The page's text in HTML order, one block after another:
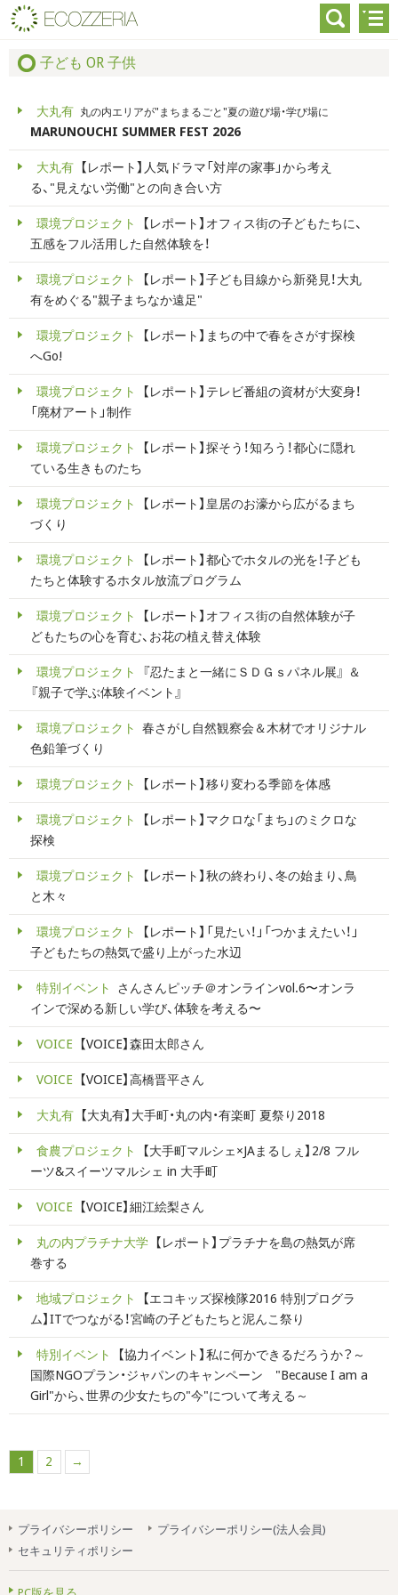
子ども OR 子供
大丸有 丸の内エリアが"まちまるごと"夏の遊び場・学び場に
MARUNOUCHI SUMMER FEST 2026
大丸有
【レポート】人気ドラマ「対岸の家事」から考え
る、"見えない労働"との向き合い方
環境プロジェクト
【レポート】オフィス街の子どもたちに、
五感をフル活用した自然体験を！
環境プロジェクト
【レポート】子ども目線から新発見！大丸
有をめぐる"親子まちなか遠足"
環境プロジェクト
【レポート】まちの中で春をさがす探検
へGo!
環境プロジェクト
【レポート】テレビ番組の資材が大変身！
「廃材アート」制作
環境プロジェクト
【レポート】探そう！知ろう！都心に隠れ
ている生きものたち
環境プロジェクト
【レポート】皇居のお濠から広がるまち
づくり
環境プロジェクト
【レポート】都心でホタルの光を！子ども
たちと体験するホタル放流プログラム
環境プロジェクト
【レポート】オフィス街の自然体験が子
どもたちの心を育む、お花の植え替え体験
環境プロジェクト
『忍たまと一緒にＳＤＧｓパネル展』 ＆
『親子で学ぶ体験イベント』
環境プロジェクト
春さがし自然観察会＆木材でオリジナル
色鉛筆づくり
環境プロジェクト 【レポート】移り変わる季節を体感
環境プロジェクト
【レポート】マクロな「まち」のミクロな
探検
環境プロジェクト
【レポート】秋の終わり、冬の始まり、鳥
と木々
環境プロジェクト
【レポート】「見たい！」「つかまえたい！」
子どもたちの熱気で盛り上がった水辺
特別イベント
さんさんピッチ＠オンラインvol.6〜オンラ
インで深める新しい学び、体験を考える〜
VOICE 【VOICE】森田太郎さん
VOICE 【VOICE】高橋晋平さん
大丸有 【大丸有】大手町・丸の内・有楽町 夏祭り2018
食農プロジェクト
【大手町マルシェ×JAまるしぇ】2/8 フル
ーツ&スイーツマルシェ in 大手町
VOICE 【VOICE】細江絵梨さん
丸の内プラチナ大学
【レポート】プラチナを島の熱気が席
巻する
地域プロジェクト
【エコキッズ探検隊2016 特別プログラ
ム】ITでつながる！宮崎の子どもたちと泥んこ祭り
特別イベント
【協力イベント】私に何かできるだろうか？～
国際NGOプラン・ジャパンのキャンペーン "Because I am a
Girl"から、世界の少女たちの"今"について考える～
1 2 →
プライバシーポリシー
プライバシーポリシー(法人会員)
セキュリティポリシー